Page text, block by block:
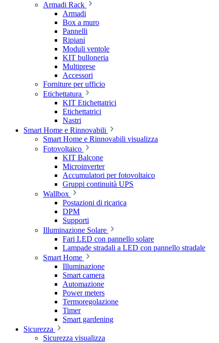
Armadi Rack
Armadi
Box a muro
Pannelli
Ripiani
Moduli ventole
KIT bulloneria
Multiprese
Accessori
Forniture per ufficio
Etichettatura
KIT Etichettatrici
Etichettatrici
Nastri
Smart Home e Rinnovabili
Smart Home e Rinnovabili visualizza
Fotovoltaico
KIT Balcone
Microinverter
Accumulatori per fotovoltaico
Gruppi continuità UPS
Wallbox
Postazioni di ricarica
DPM
Supporti
Illuminazione Solare
Fari LED con pannello solare
Lampade stradali a LED con pannello stradale
Smart Home
Illuminazione
Smart camera
Automazione
Power meters
Termoregolazione
Timer
Smart gardening
Sicurezza
Sicurezza visualizza